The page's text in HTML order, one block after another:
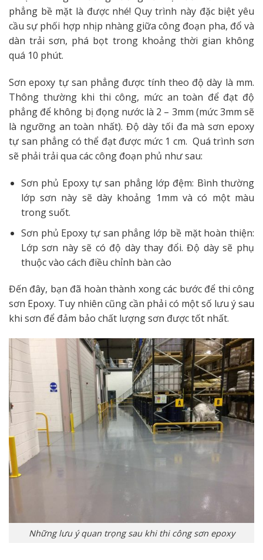
phẳng bề mặt là được nhé! Quy trình này đặc biệt yêu
cầu sự phối hợp nhịp nhàng giữa công đoạn pha, đổ và
dàn trải sơn, phá bọt trong khoảng thời gian không
quá 10 phút.
Sơn epoxy tự san phẳng được tính theo độ dày là mm.
Thông thường khi thi công, mức an toàn để đạt độ
phẳng để không bị đọng nước là 2 – 3mm (mức 3mm sẽ
là ngưỡng an toàn nhất). Độ dày tối đa mà sơn epoxy
tự san phẳng có thể đạt được mức 1 cm. Quá trình sơn
sẽ phải trải qua các công đoạn phủ như sau:
Sơn phủ Epoxy tự san phẳng lớp đệm: Bình thường
lớp sơn này sẽ dày khoảng 1mm và có một màu
trong suốt.
Sơn phủ Epoxy tự san phẳng lớp bề mặt hoàn thiện:
Lớp sơn này sẽ có độ dày thay đổi. Độ dày sẽ phụ
thuộc vào cách điều chỉnh bàn cào
Đến đây, bạn đã hoàn thành xong các bước để thi công
sơn Epoxy. Tuy nhiên cũng cần phải có một số lưu ý sau
khi sơn để đảm bảo chất lượng sơn được tốt nhất.
Những lưu ý quan trọng sau khi thi công sơn epoxy